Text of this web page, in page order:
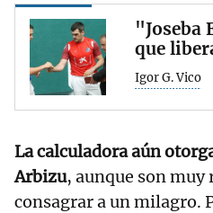
"Joseba
que
Igor G. Vico
La calculadora aún
Arbizu, aunque son muy
consagrar a un milagro.